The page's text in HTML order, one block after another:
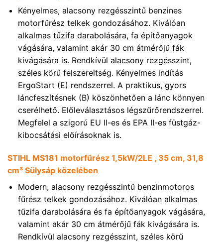
Kényelmes, alacsony rezgésszintű benzines
motorfűrész telkek gondozásához. Kiválóan
alkalmas tűzifa darabolására, fa építőanyagok
vágására, valamint akár 30 cm átmérőjű fák
kivágására is. Rendkívül alacsony rezgésszint,
széles körű felszereltség. Kényelmes indítás
ErgoStart (E) rendszerrel. A praktikus, gyors
láncfeszítésnek (B) köszönhetően a lánc könnyen
cserélhető. Előleválasztásos légszűrőrendszerrel.
Megfelel a szigorú EU II-es és EPA II-es füstgáz-
kibocsátási előírásoknak is.
STIHL MS181 motorfűrész 1,5kW/2LE , 35 cm, 31,8
cm³ Sülysáp közelében
Modern, alacsony rezgésszintű benzinmotoros
fűrész telkek gondozásához. Kiválóan alkalmas
tűzifa darabolására és fa építőanyagok vágására,
valamint akár 30 cm átmérőjű fák kivágására is.
Rendkívül alacsony rezgésszint, széles körű